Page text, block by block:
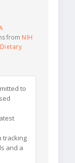
from NIH
Dietary
to
tracking
and a